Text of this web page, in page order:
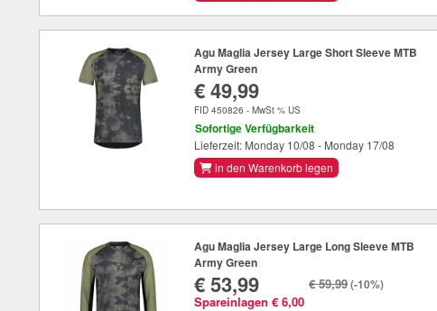
Agu Maglia Jersey Large Short Sleeve MTB
Army Green
€ 49,99
FID 450826 - MwSt % US
Sofortige Verfügbarkeit
Lieferzeit: Monday 10/08 - Monday 17/08
in den Warenkorb legen
Agu Maglia Jersey Large Long Sleeve MTB
Army Green
€ 53,99
Spareinlagen € 6,00
€ 59,99(-10%)